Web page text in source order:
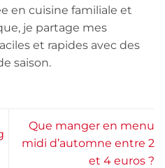
en cuisine familiale et
je partage mes
et rapides avec des
saison.
Que manger en menu
midi d’automne entre 2
et 4 euros ?